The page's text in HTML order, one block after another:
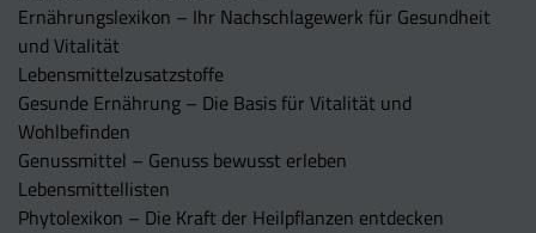
Ernährungslexikon – Ihr Nachschlagewerk für Gesundheit
und Vitalität
Lebensmittelzusatzstoffe
Gesunde Ernährung – Die Basis für Vitalität und
Wohlbefinden
Genussmittel – Genuss bewusst erleben
Lebensmittellisten
Phytolexikon – Die Kraft der Heilpflanzen entdecken